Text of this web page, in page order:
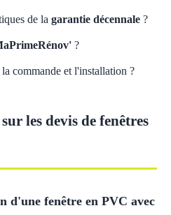
de la garantie décennale ?
?
commande et l'installation ?
les devis de fenêtres
d'une fenêtre en PVC avec